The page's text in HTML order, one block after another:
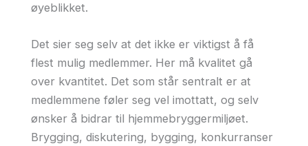
øyeblikket.
Det sier seg selv at det ikke er viktigst å få
flest mulig medlemmer. Her må kvalitet gå
over kvantitet. Det som står sentralt er at
medlemmene føler seg vel imottatt, og selv
ønsker å bidrar til hjemmebryggermiljøet.
Brygging, diskutering, bygging, konkurranser